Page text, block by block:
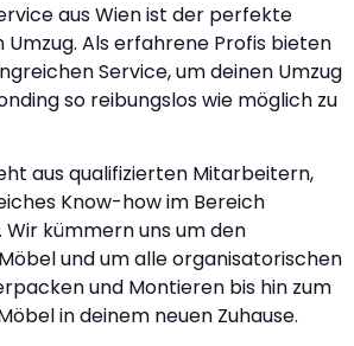
aus Wien ist der perfekte
Als erfahrene Profis bieten
Service, um deinen Umzug
so reibungslos wie möglich zu
aus qualifizierten Mitarbeitern,
Know-how im Bereich
Wir kümmern uns um den
und um alle organisatorischen
und Montieren bis hin zum
in deinem neuen Zuhause.